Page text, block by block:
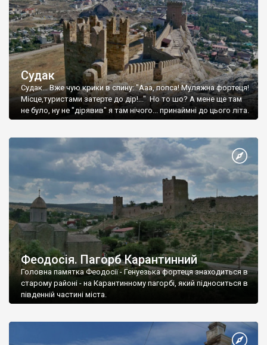
Судак
Судак... Вже чую крики в спину: "Ааа, попса! Муляжна фортеця!
Місце,туристами затерте до дір!..." Но то шо? А мене ще там
не було, ну не "дірявив" я там нічого... принаймні до цього літа.
Феодосія. Пагорб Карантинний
Головна памятка Феодосії - Генуезька фортеця знаходиться в
старому районі - на Карантинному пагорбі, який підноситься в
південній частині міста.